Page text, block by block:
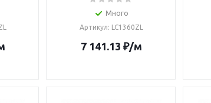
Много
Артикул: LC1360ZL
7 141.13 ₽/м